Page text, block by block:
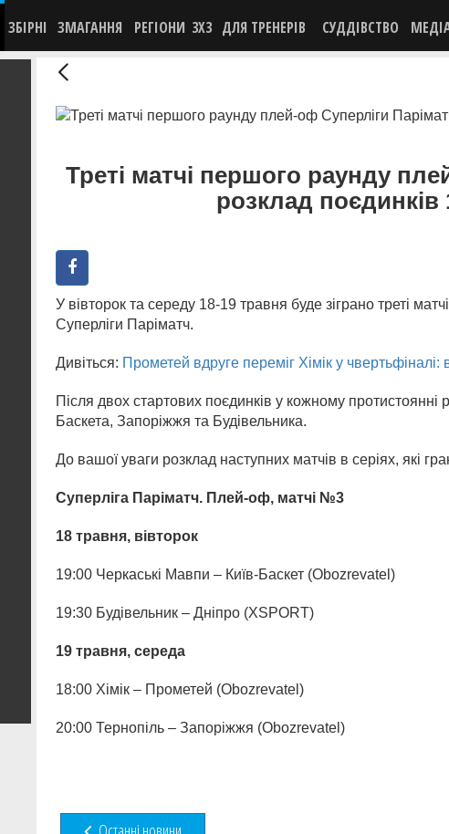
ЗБІРНІ ЗМАГАННЯ РЕГІОНИ 3X3 ДЛЯ ТРЕНЕРІВ СУДДІВСТВО
Треті матчі першого раунду
розклад поєдинків
У вівторок та середу 18-19 травня буде зіграно треті
Суперліги Паріматч.
Дивіться: Прометей вдруге переміг Хімік у чвертьфіналі:
Після двох стартових поєдинків у кожному
Баскета, Запоріжжя та Будівельника.
До вашої уваги розклад наступних матчів в серіях, які
Суперліга Паріматч. Плей-оф, матчі №3
18 травня, вівторок
19:00 Черкаські Мавпи – Київ-Баскет (Obozrevatel)
19:30 Будівельник – Дніпро (XSPORT)
19 травня, середа
18:00 Хімік – Прометей (Obozrevatel)
20:00 Тернопіль – Запоріжжя (Obozrevatel)